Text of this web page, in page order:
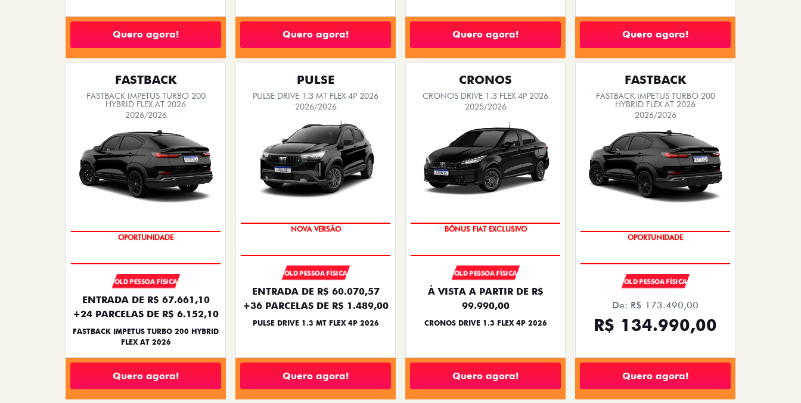
Quero agora! Quero agora! Quero agora! Quero agora!
FASTBACK
FASTBACK IMPETUS TURBO 200
HYBRID FLEX AT 2026
2026/2026
PREÇO IMPERDÍVEL
OLD PESSOA FÍSICA
ENTRADA DE R$ 67.661,10
+24 PARCELAS DE R$ 6.152,10
FASTBACK IMPETUS TURBO 200 HYBRID
FLEX AT 2026
Quero agora!
PULSE
PULSE DRIVE 1.3 MT FLEX 4P 2026
2026/2026
PREÇO IMPERDÍVEL
OLD PESSOA FÍSICA
ENTRADA DE R$ 60.070,57
+36 PARCELAS DE R$ 1.489,00
PULSE DRIVE 1.3 MT FLEX 4P 2026
Quero agora!
CRONOS
CRONOS DRIVE 1.3 FLEX 4P 2026
2025/2026
SUPER DESCONTO
OLD PESSOA FÍSICA
À VISTA A PARTIR DE R$
99.990,00
CRONOS DRIVE 1.3 FLEX 4P 2026
Quero agora!
FASTBACK
FASTBACK IMPETUS TURBO 200
HYBRID FLEX AT 2026
2026/2026
PREÇO IMPERDÍVEL
OLD PESSOA FÍSICA
De: R$ 173.490,00
R$ 134.990,00
Quero agora!